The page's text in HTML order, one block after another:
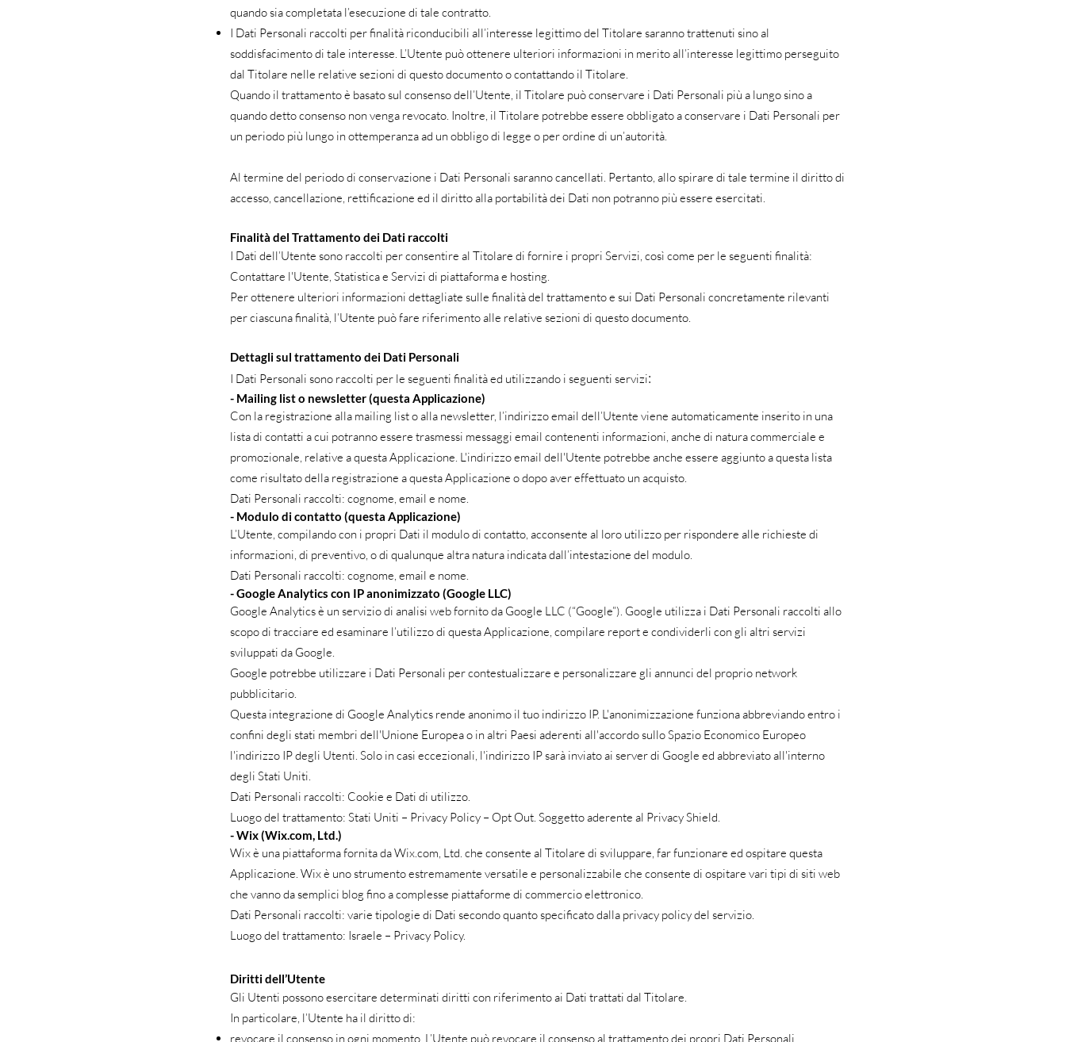
quando sia completata l’esecuzione di tale contratto.
I Dati Personali raccolti per finalità riconducibili all’interesse legittimo del Titolare saranno trattenuti sino al
soddisfacimento di tale interesse. L’Utente può ottenere ulteriori informazioni in merito all’interesse legittimo perseguito
dal Titolare nelle relative sezioni di questo documento o contattando il Titolare.
Quando il trattamento è basato sul consenso dell’Utente, il Titolare può conservare i Dati Personali più a lungo sino a
quando detto consenso non venga revocato. Inoltre, il Titolare potrebbe essere obbligato a conservare i Dati Personali per
un periodo più lungo in ottemperanza ad un obbligo di legge o per ordine di un’autorità.
Al termine del periodo di conservazione i Dati Personali saranno cancellati. Pertanto, allo spirare di tale termine il diritto di
accesso, cancellazione, rettificazione ed il diritto alla portabilità dei Dati non potranno più essere esercitati.
Finalità del Trattamento dei Dati raccolti
I Dati dell’Utente sono raccolti per consentire al Titolare di fornire i propri Servizi, così come per le seguenti finalità:
Contattare l'Utente, Statistica e Servizi di piattaforma e hosting.
Per ottenere ulteriori informazioni dettagliate sulle finalità del trattamento e sui Dati Personali concretamente rilevanti
per ciascuna finalità, l’Utente può fare riferimento alle relative sezioni di questo documento.
Dettagli sul trattamento dei Dati Personali
I Dati Personali sono raccolti per le seguenti finalità ed utilizzando i seguenti servizi:
- Mailing list o newsletter (questa Applicazione)
Con la registrazione alla mailing list o alla newsletter, l’indirizzo email dell’Utente viene automaticamente inserito in una
lista di contatti a cui potranno essere trasmessi messaggi email contenenti informazioni, anche di natura commerciale e
promozionale, relative a questa Applicazione. L'indirizzo email dell'Utente potrebbe anche essere aggiunto a questa lista
come risultato della registrazione a questa Applicazione o dopo aver effettuato un acquisto.
Dati Personali raccolti: cognome, email e nome.
- Modulo di contatto (questa Applicazione)
L’Utente, compilando con i propri Dati il modulo di contatto, acconsente al loro utilizzo per rispondere alle richieste di
informazioni, di preventivo, o di qualunque altra natura indicata dall’intestazione del modulo.
Dati Personali raccolti: cognome, email e nome.
- Google Analytics con IP anonimizzato (Google LLC)
Google Analytics è un servizio di analisi web fornito da Google LLC (“Google”). Google utilizza i Dati Personali raccolti allo
scopo di tracciare ed esaminare l’utilizzo di questa Applicazione, compilare report e condividerli con gli altri servizi
sviluppati da Google.
Google potrebbe utilizzare i Dati Personali per contestualizzare e personalizzare gli annunci del proprio network
pubblicitario.
Questa integrazione di Google Analytics rende anonimo il tuo indirizzo IP. L'anonimizzazione funziona abbreviando entro i
confini degli stati membri dell'Unione Europea o in altri Paesi aderenti all'accordo sullo Spazio Economico Europeo
l'indirizzo IP degli Utenti. Solo in casi eccezionali, l'indirizzo IP sarà inviato ai server di Google ed abbreviato all'interno
degli Stati Uniti.
Dati Personali raccolti: Cookie e Dati di utilizzo.
Luogo del trattamento: Stati Uniti – Privacy Policy – Opt Out. Soggetto aderente al Privacy Shield.
- Wix (Wix.com, Ltd.)
Wix è una piattaforma fornita da Wix.com, Ltd. che consente al Titolare di sviluppare, far funzionare ed ospitare questa
Applicazione. Wix è uno strumento estremamente versatile e personalizzabile che consente di ospitare vari tipi di siti web
che vanno da semplici blog fino a complesse piattaforme di commercio elettronico.
Dati Personali raccolti: varie tipologie di Dati secondo quanto specificato dalla privacy policy del servizio.
Luogo del trattamento: Israele – Privacy Policy.
Diritti dell’Utente
Gli Utenti possono esercitare determinati diritti con riferimento ai Dati trattati dal Titolare.
In particolare, l’Utente ha il diritto di:
revocare il consenso in ogni momento. L’Utente può revocare il consenso al trattamento dei propri Dati Personali